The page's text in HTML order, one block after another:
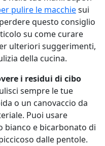
pulire le macchiesui
questo consiglio
su come curare
ulteriori suggerimenti,
della cucina.
i residui di cibo
sempre le tue
o un canovaccio da
Puoi usare
bianco e bicarbonato di
dalle pentole.